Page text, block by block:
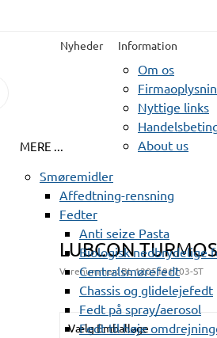
Nyheder Information
Om os
Nyttige links
About us
MERE ...
Smøremidler
Affedtning-rensning
Fedter
Anti seize Pasta
Biologisk nedbrydelige
Centralsmørefedt
Chassis og glidelejefedt
Fedt på spray/aerosol
Fedt til høje
LUBCON
Varenummer:BL 1205191703-ST
Vælg Emballage